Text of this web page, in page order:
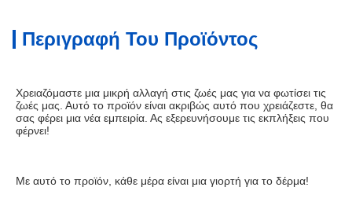
Περιγραφή Του Προϊόντος
Χρειαζόμαστε μια μικρή αλλαγή στις ζωές μας για να φωτίσει τις
ζωές μας. Αυτό το προϊόν είναι ακριβώς αυτό που χρειάζεστε, θα
σας φέρει μια νέα εμπειρία. Ας εξερευνήσουμε τις εκπλήξεις που
φέρνει!
Με αυτό το προϊόν, κάθε μέρα είναι μια γιορτή για το δέρμα!